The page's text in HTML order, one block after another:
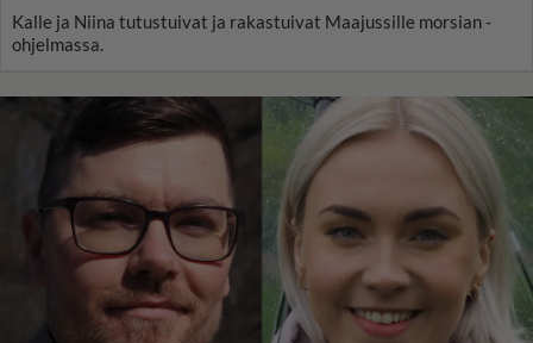
Kalle ja Niina tutustuivat ja rakastuivat Maajussille morsian -
ohjelmassa.